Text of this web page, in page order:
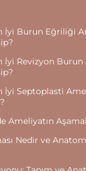
İyi Burun Eğriliği
İyi Revizyon Burun
İyi Septoplasti
Ameliyatın
Nedir ve